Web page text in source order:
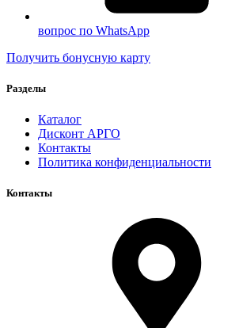
вопрос по WhatsApp
Получить бонусную карту
Разделы
Каталог
Дисконт АРГО
Контакты
Политика конфиденциальности
Контакты